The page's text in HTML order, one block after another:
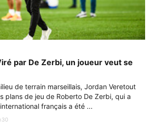
par De Zerbi, un joueur veut se
de terrain marseillais, Jordan Veretout
plans de jeu de Roberto De Zerbi, qui a
français a été ...